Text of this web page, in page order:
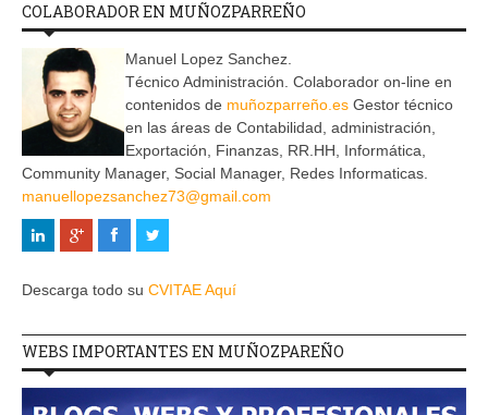
COLABORADOR EN MUÑOZPARREÑO
Manuel Lopez Sanchez.
Técnico Administración. Colaborador on-line en
contenidos de muñozparreño.es Gestor técnico
en las áreas de Contabilidad, administración,
Exportación, Finanzas, RR.HH, Informática,
Community Manager, Social Manager, Redes Informaticas.
manuellopezsanchez73@gmail.com
Descarga todo su CVITAE Aquí
WEBS IMPORTANTES EN MUÑOZPAREÑO